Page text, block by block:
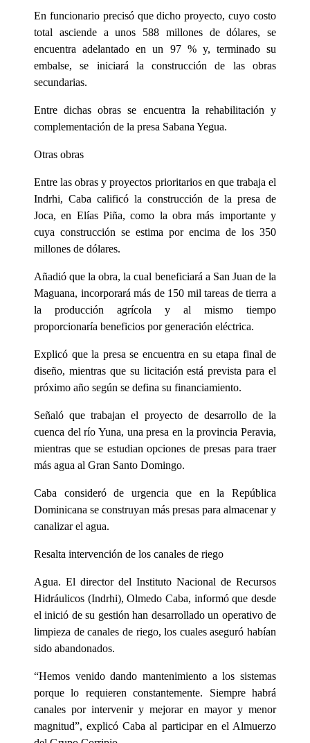
En funcionario precisó que dicho proyecto, cuyo costo
total asciende a unos 588 millones de dólares, se
encuentra adelantado en un 97 % y, terminado su
embalse, se iniciará la construcción de las obras
secundarias.
Entre dichas obras se encuentra la rehabilitación y
complementación de la presa Sabana Yegua.
Otras obras
Entre las obras y proyectos prioritarios en que trabaja el
Indrhi, Caba calificó la construcción de la presa de
Joca, en Elías Piña, como la obra más importante y
cuya construcción se estima por encima de los 350
millones de dólares.
Añadió que la obra, la cual beneficiará a San Juan de la
Maguana, incorporará más de 150 mil tareas de tierra a
la producción agrícola y al mismo tiempo
proporcionaría beneficios por generación eléctrica.
Explicó que la presa se encuentra en su etapa final de
diseño, mientras que su licitación está prevista para el
próximo año según se defina su financiamiento.
Señaló que trabajan el proyecto de desarrollo de la
cuenca del río Yuna, una presa en la provincia Peravia,
mientras que se estudian opciones de presas para traer
más agua al Gran Santo Domingo.
Caba consideró de urgencia que en la República
Dominicana se construyan más presas para almacenar y
canalizar el agua.
Resalta intervención de los canales de riego
Agua. El director del Instituto Nacional de Recursos
Hidráulicos (Indrhi), Olmedo Caba, informó que desde
el inició de su gestión han desarrollado un operativo de
limpieza de canales de riego, los cuales aseguró habían
sido abandonados.
“Hemos venido dando mantenimiento a los sistemas
porque lo requieren constantemente. Siempre habrá
canales por intervenir y mejorar en mayor y menor
magnitud”, explicó Caba al participar en el Almuerzo